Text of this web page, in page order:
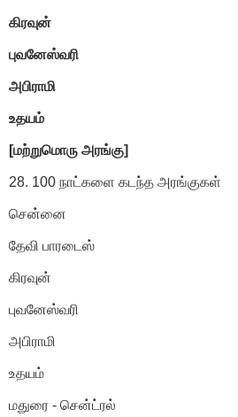
கிரவுன்
புவனேஸ்வரி
அபிராமி
உதயம்
[மற்றுமொரு அரங்கு]
28. 100 நாட்களை கடந்த அரங்குகள்
சென்னை
தேவி பாரடைஸ்
கிரவுன்
புவனேஸ்வரி
அபிராமி
உதயம்
மதுரை - சென்ட்ரல்